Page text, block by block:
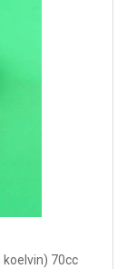
koelvin) 70cc